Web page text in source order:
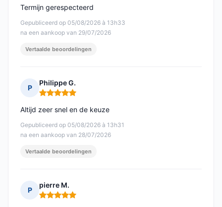
Gepubliceerd op 05/08/2026 à 13h33
na een aankoop van 29/07/2026
Termijn gerespecteerd
Vertaalde beoordelingen
P
Philippe G.
Opmerking: 5 van 5
Gepubliceerd op 05/08/2026 à 13h31
na een aankoop van 28/07/2026
Altijd zeer snel en de keuze
Vertaalde beoordelingen
P
pierre M.
Opmerking: 5 van 5